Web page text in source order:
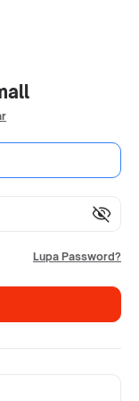
visibility_off
Lupa Password?